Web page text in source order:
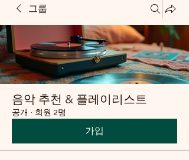
그룹
음악 추천 & 플레이리스트
공개 · 회원 2명
가입